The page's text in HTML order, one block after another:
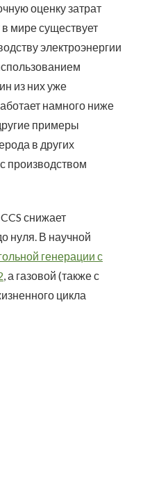
оценку затрат
мире существует
электроэнергии
из них уже
намного ниже
примеры
в других
производством
снижает
нуля. В научной
генерации с
, а газовой (также с
цикла